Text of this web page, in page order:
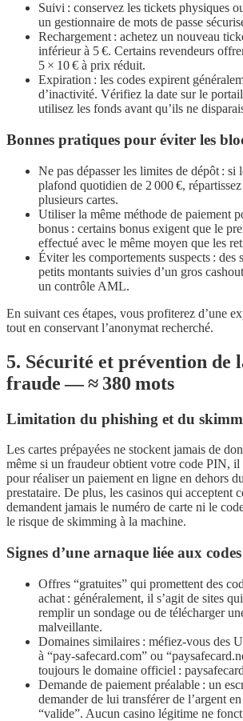
Suivi : conservez les tickets physiques
un gestionnaire de mots de passe
Rechargement : achetez un nouveau
inférieur à 5 €. Certains revendeurs
5 × 10 € à prix réduit.
Expiration : les codes expirent
d’inactivité. Vérifiez la date sur le
utilisez les fonds avant qu’ils ne
Bonnes pratiques pour éviter les
Ne pas dépasser les limites de dépôt : si
plafond quotidien de 2 000 €,
plusieurs cartes.
Utiliser la même méthode de paiement
bonus : certains bonus exigent que le
effectué avec le même moyen que les
Éviter les comportements suspects : des
petits montants suivies d’un gros
un contrôle AML.
En suivant ces étapes, vous profiterez d’une
tout en conservant l’anonymat recherché.
5. Sécurité et prévention de
fraude — ≈ 380 mots
Limitation du phishing et du
Les cartes prépayées ne stockent jamais de
même si un fraudeur obtient votre code PIN, il
pour réaliser un paiement en ligne en dehors
prestataire. De plus, les casinos qui acceptent
demandent jamais le numéro de carte ni le
le risque de skimming à la machine.
Signes d’une arnaque liée aux
Offres “gratuites” qui promettent des
achat : généralement, il s’agit de sites
remplir un sondage ou de télécharger
malveillante.
Domaines similaires : méfiez‑vous des
à “pay‑safecard.com” ou
toujours le domaine officiel :
Demande de paiement préalable : un
demander de lui transférer de l’argent
“valide”. Aucun casino légitime ne